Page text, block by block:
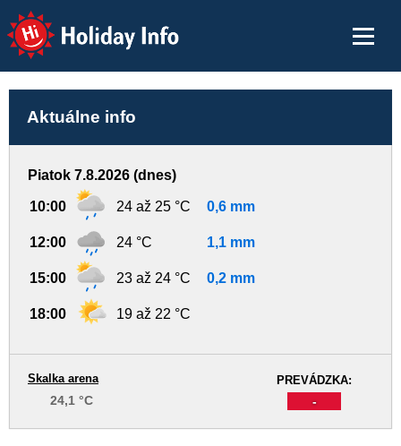
Holiday Info
Aktuálne info
Piatok 7.8.2026 (dnes)
10:00 24 až 25 °C 0,6 mm
12:00 24 °C 1,1 mm
15:00 23 až 24 °C 0,2 mm
18:00 19 až 22 °C
PREVÁDZKA:
-
Skalka arena
24,1 °C